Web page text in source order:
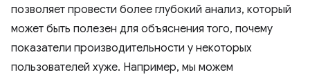
позволяет провести более глубокий анализ, который
может быть полезен для объяснения того, почему
показатели производительности у некоторых
пользователей хуже. Например, мы можем